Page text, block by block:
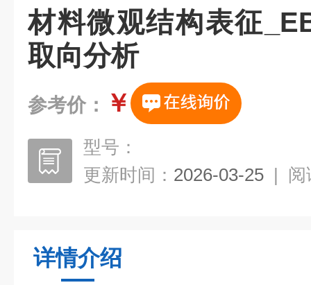
材料微观结构表征
取向分析
参考价： ￥
型号：
更新时间： 2026-03-25 | 阅
详情介绍